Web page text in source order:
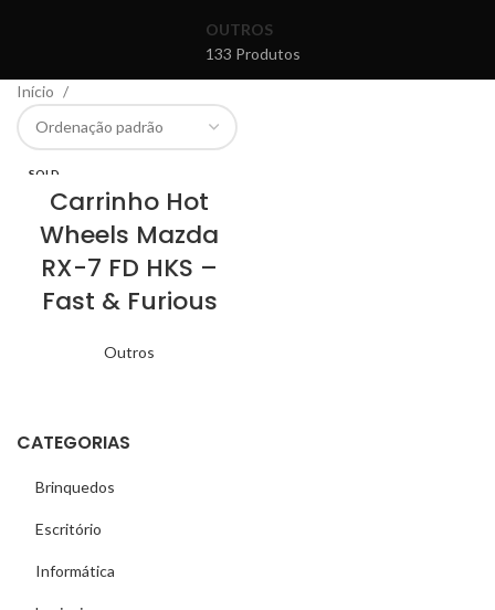
OUTROS
133 Produtos
CATEGORIAS
Brinquedos
Escritório
Informática
Início
SOLD
Carrinho Hot
Wheels Mazda
RX-7 FD HKS –
Fast & Furious
Outros